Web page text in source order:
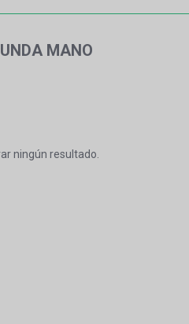
MANO
ningún resultado.